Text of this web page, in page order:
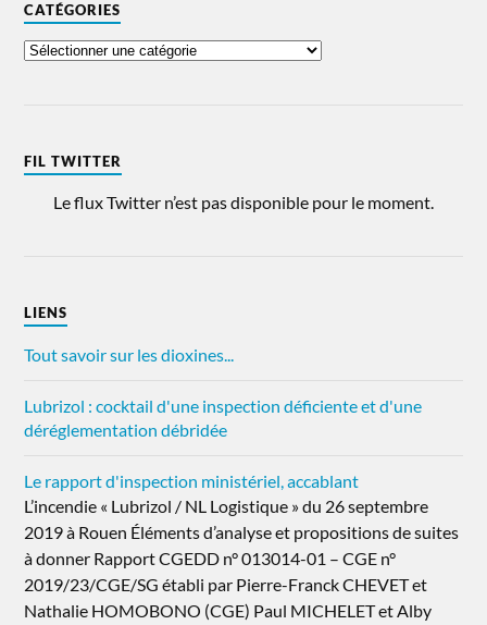
CATÉGORIES
FIL TWITTER
Le flux Twitter n’est pas disponible pour le moment.
LIENS
Tout savoir sur les dioxines...
Lubrizol : cocktail d'une inspection déficiente et d'une
déréglementation débridée
Le rapport d'inspection ministériel, accablant
L’incendie « Lubrizol / NL Logistique » du 26 septembre
2019 à Rouen Éléments d’analyse et propositions de suites
à donner Rapport CGEDD n° 013014-01 – CGE n°
2019/23/CGE/SG établi par Pierre-Franck CHEVET et
Nathalie HOMOBONO (CGE) Paul MICHELET et Alby